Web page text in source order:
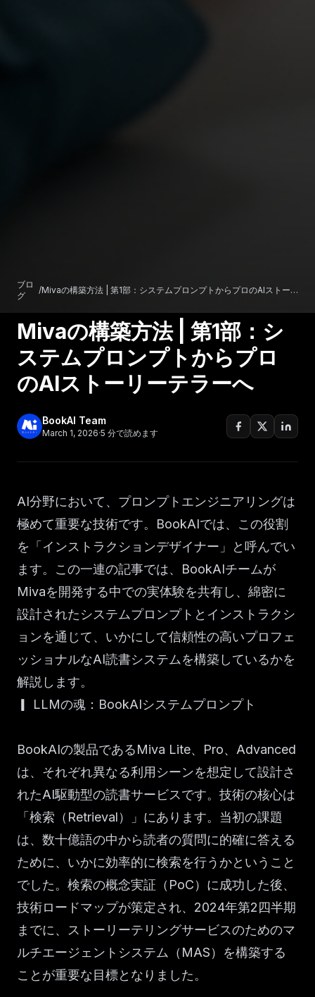
ブロ
グ
/Mivaの構築方法 | 第1部：システムプロンプトからプロのAIストー
Mivaの構築方法 | 第1部：シ
ステムプロンプトからプロ
のAIストーリーテラーへ
BookAI Team
March 1, 2026·5 分で読めます
AI分野において、プロンプトエンジニアリングは
極めて重要な技術です。BookAIでは、この役割
を「インストラクションデザイナー」と呼んでい
ます。この一連の記事では、BookAIチームが
Mivaを開発する中での実体験を共有し、綿密に
設計されたシステムプロンプトとインストラクシ
ョンを通じて、いかにして信頼性の高いプロフェ
ッショナルなAI読書システムを構築しているかを
解説します。
▎ LLMの魂：BookAIシステムプロンプト
BookAIの製品であるMiva Lite、Pro、Advanced
は、それぞれ異なる利用シーンを想定して設計さ
れたAI駆動型の読書サービスです。技術の核心は
「検索（Retrieval）」にあります。当初の課題
は、数十億語の中から読者の質問に的確に答える
ために、いかに効率的に検索を行うかということ
でした。検索の概念実証（PoC）に成功した後、
技術ロードマップが策定され、2024年第2四半期
までに、ストーリーテリングサービスのためのマ
ルチエージェントシステム（MAS）を構築する
ことが重要な目標となりました。